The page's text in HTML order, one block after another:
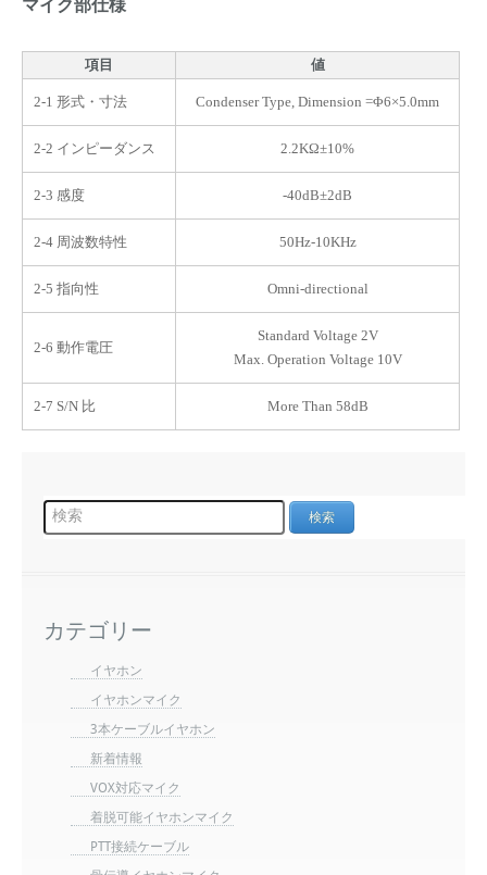
マイク部仕様
項目 値
2-1 形式・寸法 Condenser Type, Dimension =Φ6×5.0mm
2-2 インピーダンス 2.2KΩ±10%
2-3 感度 -40dB±2dB
2-4 周波数特性 50Hz-10KHz
2-5 指向性 Omni-directional
2-6 動作電圧
Standard Voltage 2V
Max. Operation Voltage 10V
2-7 S/N 比 More Than 58dB
カテゴリー
イヤホン
イヤホンマイク
3本ケーブルイヤホン
新着情報
VOX対応マイク
着脱可能イヤホンマイク
PTT接続ケーブル